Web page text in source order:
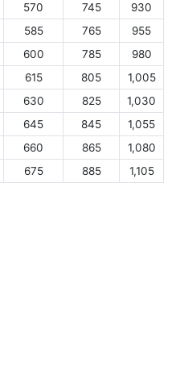
570 745
930
585 765
955
600 785
980
615 805
1,005
630 825
1,030
645 845
1,055
660 865
1,080
675 885 1,105